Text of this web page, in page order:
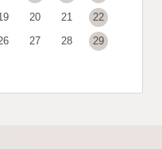
20 21
22
27 28
29